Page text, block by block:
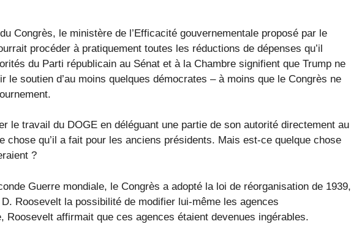
Congrès, le ministère de l’Efficacité gouvernementale proposé par le
procéder à pratiquement toutes les réductions de dépenses qu’il
du Parti républicain au Sénat et à la Chambre signifient que Trump ne
le soutien d’au moins quelques démocrates – à moins que le Congrès ne
le travail du DOGE en déléguant une partie de son autorité directement au
chose qu’il a fait pour les anciens présidents. Mais est-ce quelque chose
?
Guerre mondiale, le Congrès a adopté la loi de réorganisation de 1939,
Roosevelt la possibilité de modifier lui-même les agences
Roosevelt affirmait que ces agences étaient devenues ingérables.